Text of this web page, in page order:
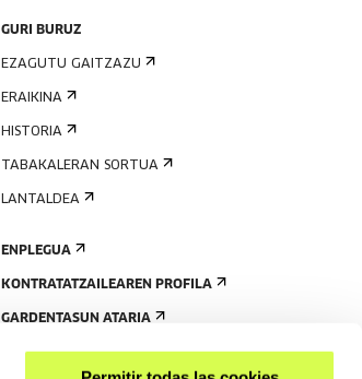
GURI BURUZ
EZAGUTU GAITZAZU
ERAIKINA
HISTORIA
TABAKALERAN SORTUA
LANTALDEA
ENPLEGUA
KONTRATATZAILEAREN PROFILA
GARDENTASUN ATARIA